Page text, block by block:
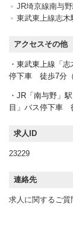
JR埼京線南与
東武東上線志木
アクセスその他
・東武東上線「
停下車 徒歩7分（
・JR「南与野」
目」バス停下車
求人ID
23229
連絡先
求人に関するご質